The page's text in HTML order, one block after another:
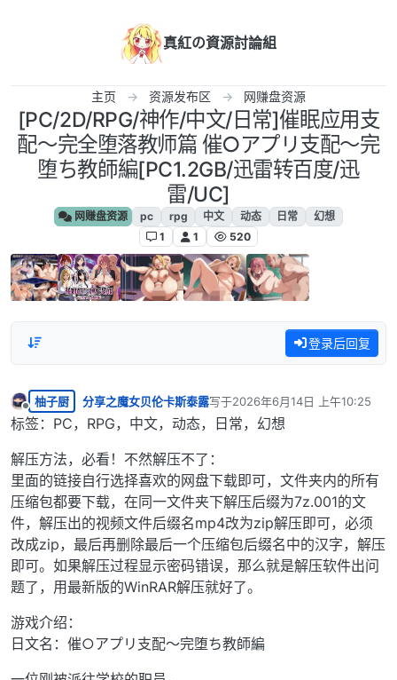
真紅の資源討論組
主页 资源发布区 网赚盘资源
[PC/2D/RPG/神作/中文/日常]催眠应用支
配～完全堕落教师篇 催○アプリ支配〜完
堕ち教師編[PC1.2GB/迅雷转百度/迅
雷/UC]
网赚盘资源 pc rpg 中文 动态 日常
幻想
1
1 520
登录后回复
离线
柚子厨 分享之魔女贝伦卡斯泰露写于2026年6月14日 上午10:25
最后由 编辑
标签：PC，RPG，中文，动态，日常，幻想
解压方法，必看！不然解压不了：
里面的链接自行选择喜欢的网盘下载即可，文件夹内的所有
压缩包都要下载，在同一文件夹下解压后缀为7z.001的文
件，解压出的视频文件后缀名mp4改为zip解压即可，必须
改成zip，最后再删除最后一个压缩包后缀名中的汉字，解压
即可。如果解压过程显示密码错误，那么就是解压软件出问
题了，用最新版的WinRAR解压就好了。
游戏介绍：
日文名：催○アプリ支配〜完堕ち教師編